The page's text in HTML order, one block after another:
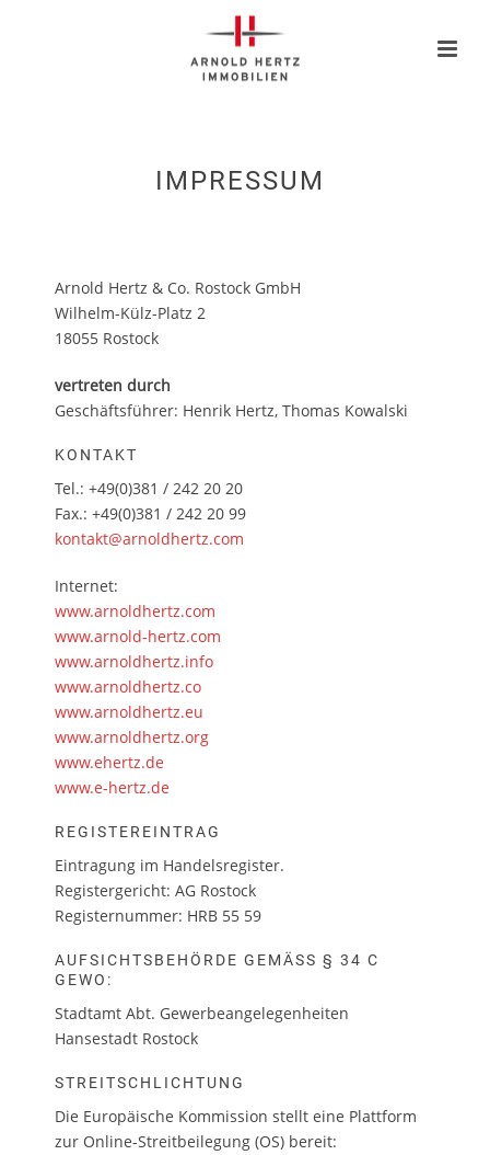
IMPRESSUM
Arnold Hertz & Co. Rostock GmbH
Wilhelm-Külz-Platz 2
18055 Rostock
vertreten durch
Geschäftsführer: Henrik Hertz, Thomas Kowalski
KONTAKT
Tel.: +49(0)381 / 242 20 20
Fax.: +49(0)381 / 242 20 99
kontakt@arnoldhertz.com
Internet:
www.arnoldhertz.com
www.arnold-hertz.com
www.arnoldhertz.info
www.arnoldhertz.co
www.arnoldhertz.eu
www.arnoldhertz.org
www.ehertz.de
www.e-hertz.de
REGISTEREINTRAG
Eintragung im Handelsregister.
Registergericht: AG Rostock
Registernummer: HRB 55 59
AUFSICHTSBEHÖRDE GEMÄSS § 34 C G
EWO:
Stadtamt Abt. Gewerbeangelegenheiten
Hansestadt Rostock
STREITSCHLICHTUNG
Die Europäische Kommission stellt eine Plattform
zur Online-Streitbeilegung (OS) bereit: